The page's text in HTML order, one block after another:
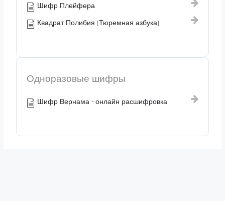
Шифр Плейфера
Квадрат Полибия (Тюремная азбука)
Одноразовые шифры
Шифр Вернама - онлайн расшифровка